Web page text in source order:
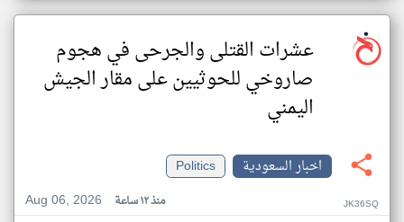
عشرات القتلى والجرحى في هجوم
صاروخي للحوثيين على مقار الجيش
اليمني
اخبار السعودية
Politics
Aug 06, 2026
منذ ١٢ ساعة JK36SQ